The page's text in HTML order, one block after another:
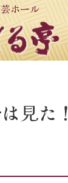
ホール
見た！